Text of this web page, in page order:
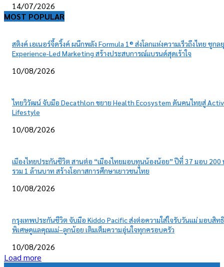
14/07/2026
MOST POPULAR
สติงค์ เอเนอร์จี้ดริ้งค์ ผนึกพลัง Formula 1® ส่งโลกแห่งความเร็วถึงไทย ชูกล
Experience-Led Marketing สร้างประสบการณ์แบรนด์สุดเร้าใจ
10/08/2026
ไทยวิวัฒน์ จับมือ Decathlon ขยาย Health Ecosystem ดันคนไทยสู่
Lifestyle
10/08/2026
เมืองไทยประกันชีวิต สานต่อ “เมืองไทยมอบทุนน้องน้อย” ปีที่ 37 มอบ 200
รวม 1 ล้านบาท สร้างโอกาสการศึกษาเยาวชนไทย
10/08/2026
กรุงเทพประกันชีวิต จับมือ Kiddo Pacific ส่งต่อความใส่ใจรับวันแม่ มอบสิทธิ
พิเศษดูแลคุณแม่–ลูกน้อย เติมเต็มความอุ่นใจทุกครอบครัว
10/08/2026
Load more